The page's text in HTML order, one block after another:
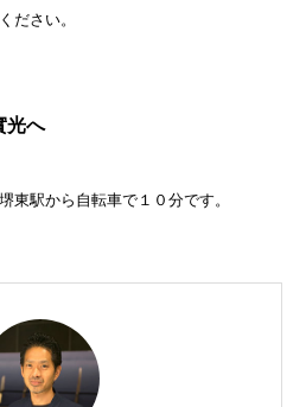
ださい。
光へ
東駅から自転車で１０分です。